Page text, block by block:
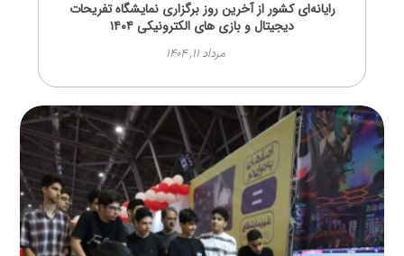
رایانه‌ای کشور از آخرین روز برگزاری نمایشگاه تفریحات
دیجیتال و بازی های الکترونیکی ۱۴۰۴
مرداد ۱۱, ۱۴۰۴